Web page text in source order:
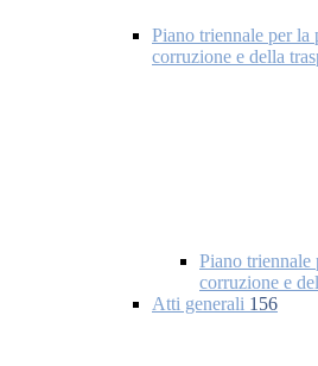
Piano triennale per la
corruzione e della
Piano triennale
corruzione e
Atti generali 156